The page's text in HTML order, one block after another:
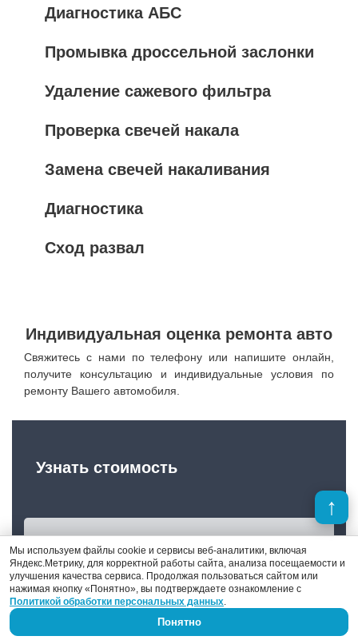
Диагностика АБС
Промывка дроссельной заслонки
Удаление сажевого фильтра
Проверка свечей накала
Замена свечей накаливания
Диагностика
Сход развал
Индивидуальная оценка ремонта авто
Свяжитесь с нами по телефону или напишите онлайн,
получите консультацию и индивидуальные условия по
ремонту Вашего автомобиля.
Узнать стоимость
Чтобы получить
предварительную оценку
стоимости ремонта автомобиля,
напишите нам или просто
Мы используем файлы cookie и сервисы веб-аналитики, включая
Яндекс.Метрику, для корректной работы сайта, анализа посещаемости и
улучшения качества сервиса. Продолжая пользоваться сайтом или
нажимая кнопку «Понятно», вы подтверждаете ознакомление с
Политикой обработки персональных данных.
Понятно